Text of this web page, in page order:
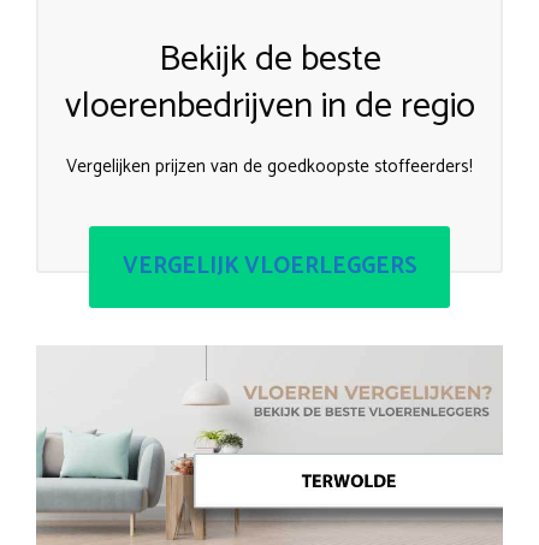
Bekijk de beste
vloerenbedrijven in de regio
Vergelijken prijzen van de goedkoopste stoffeerders!
VERGELIJK VLOERLEGGERS